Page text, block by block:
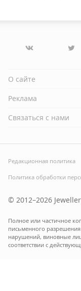
О сайте
Реклама
Связаться с нами
© 2012–2026
Редакционная политика
Политика обработки
Полное или частичное
письменного
нарушений, виновные
соответствии с